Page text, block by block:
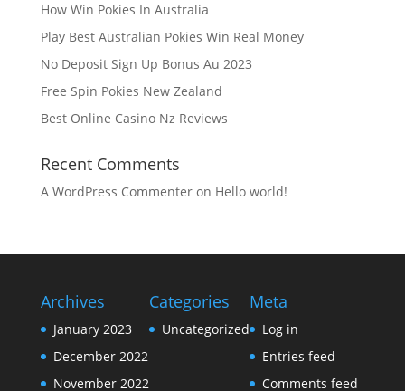
How Win Pokies In Australia
Play Best Australian Pokies Win Real Money
No Deposit Sign Up Bonus Au 2023
Free Spin Pokies New Zealand
Best Online Casino Nz Reviews
Recent Comments
A WordPress Commenteron Hello world!
Archives
January 2023
December 2022
November 2022
Categories
Uncategorized
Meta
Log in
Entries feed
Comments feed